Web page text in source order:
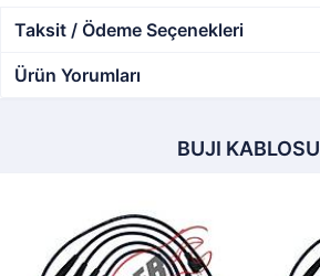
Taksit / Ödeme Seçenekleri
Ürün Yorumları
BUJI KABLOSU